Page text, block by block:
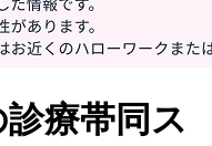
療帯同ス